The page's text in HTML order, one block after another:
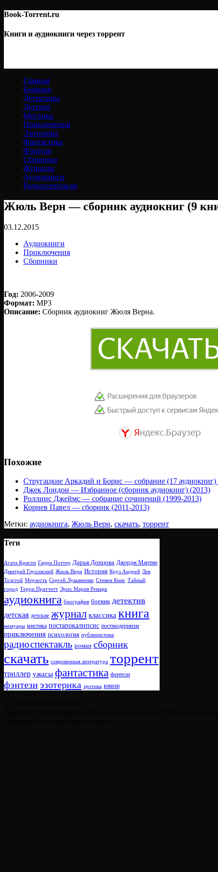
Book-Torrent.ru
Книги и аудиокниги через торрент
Главная
Боевики
Детективы
Детские
Мистика
Приключения
Эзотерика
Фантастика
Фэнтези
Сборники
Журналы
Аудиокниги
Радиоспектакли
Жюль Верн — cборник аудиокниг (9
03.12.2015
Аудиокниги
Приключения
Сборники
Год: 2006-2009
Формат: MP3
Описание: Сборник аудиокниг Жюля Верна.
Похожие
Стругацкие Аркадий и Борис — собрание (17 аудиокниг)
Джек Лондон — Избранное (сборник аудиокниг) (2013)
Роллинс Джеймс — собрание сочинений (1999-2013)
Корнев Павел — сборник (2011-2013)
Метки: аудиокнига, Жюль Верн, скачать, торрент
Теги
Агата Кристи Гарри Поттер Дарья Донцова Джордж Мартин
Дмитрий Глуховский Жюль Верн История Круз Андрей Лев
Толстой Мерзость Сергей Лукьяненко Стивен Кинг Тайный
город Терри Пратчетт Эрих Мария Ремарк
аудиокнига биография боевик детектив
детская детские журнал классика книга
мемуары мистика постапокалипсис постмодернизм
приключения психология публицистика
радиоспектакль роман сборник
скачать современная литература торрент
триллер ужасы фантастика фентези
фэнтези эзотерика эротика юмор